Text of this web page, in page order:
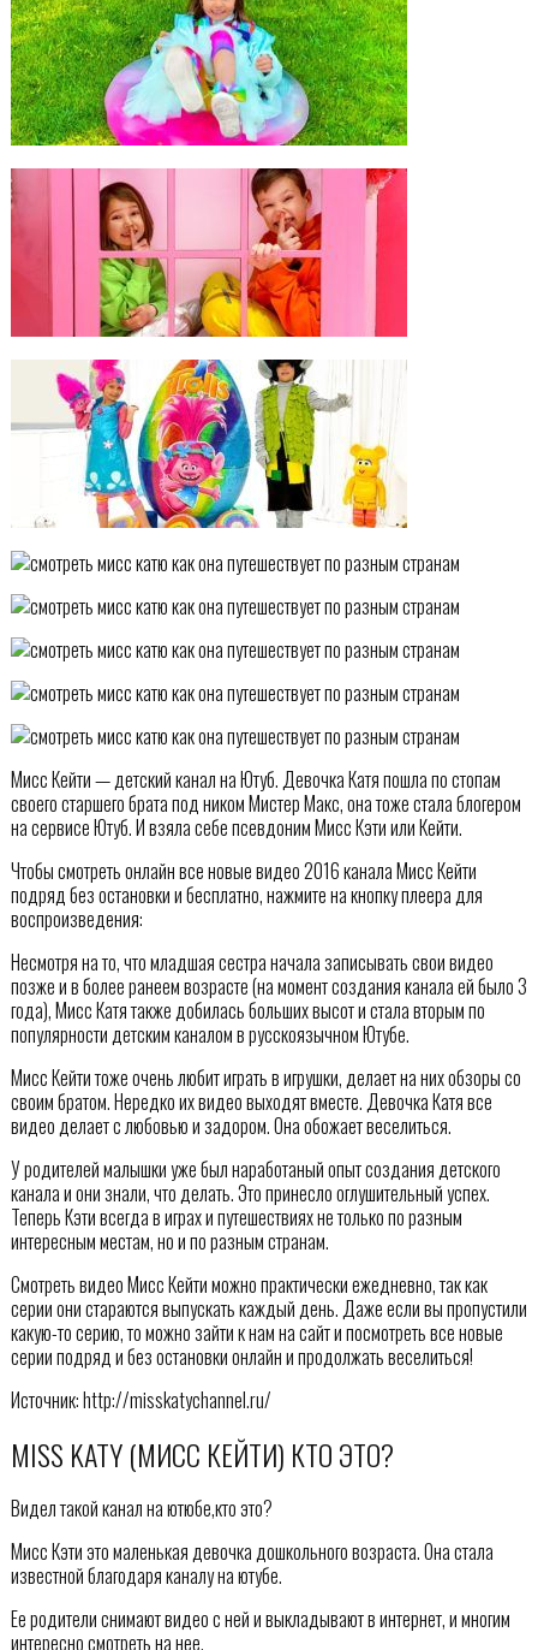
Мисс Кейти — детский канал на Ютуб. Девочка Катя пошла по стопам
своего старшего брата под ником Мистер Макс, она тоже стала блогером
на сервисе Ютуб. И взяла себе псевдоним Мисс Кэти или Кейти.
Чтобы смотреть онлайн все новые видео 2016 канала Мисс Кейти
подряд без остановки и бесплатно, нажмите на кнопку плеера для
воспроизведения:
Несмотря на то, что младшая сестра начала записывать свои видео
позже и в более ранеем возрасте (на момент создания канала ей было 3
года), Мисс Катя также добилась больших высот и стала вторым по
популярности детским каналом в русскоязычном Ютубе.
Мисс Кейти тоже очень любит играть в игрушки, делает на них обзоры со
своим братом. Нередко их видео выходят вместе. Девочка Катя все
видео делает с любовью и задором. Она обожает веселиться.
У родителей малышки уже был наработаный опыт создания детского
канала и они знали, что делать. Это принесло оглушительный успех.
Теперь Кэти всегда в играх и путешествиях не только по разным
интересным местам, но и по разным странам.
Смотреть видео Мисс Кейти можно практически ежедневно, так как
серии они стараются выпускать каждый день. Даже если вы пропустили
какую-то серию, то можно зайти к нам на сайт и посмотреть все новые
серии подряд и без остановки онлайн и продолжать веселиться!
Источник: http://misskatychannel.ru/
MISS KATY (МИСС КЕЙТИ) КТО ЭТО?
Видел такой канал на ютюбе,кто это?
Мисс Кэти это маленькая девочка дошкольного возраста. Она стала
известной благодаря каналу на ютубе.
Ее родители снимают видео с ней и выкладывают в интернет, и многим
интересно смотреть на нее.